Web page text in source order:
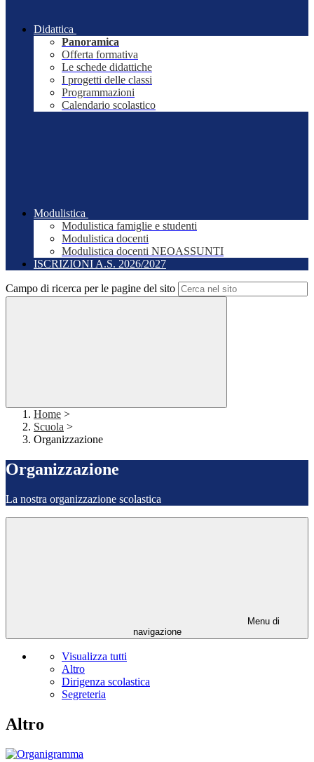
Didattica
Panoramica
Offerta formativa
Le schede didattiche
I progetti delle classi
Programmazioni
Calendario scolastico
Modulistica
Modulistica famiglie e studenti
Modulistica docenti
Modulistica docenti NEOASSUNTI
ISCRIZIONI A.S. 2026/2027
Campo di ricerca per le pagine del sito
Home >
Scuola >
Organizzazione
Organizzazione
La nostra organizzazione scolastica
Menu di
navigazione
Visualizza tutti
Altro
Dirigenza scolastica
Segreteria
Altro